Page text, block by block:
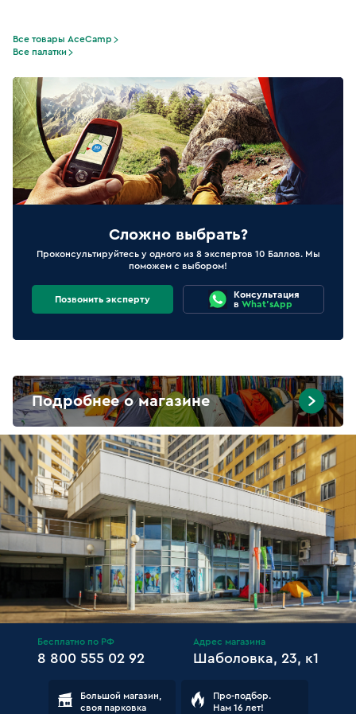
Все товары AceCamp
Все палатки
Сложно выбрать?
Проконсультируйтесь у одного из 8 экспертов 10 Баллов. Мы
поможем с выбором!
Позвонить эксперту
Консультация
в What'sApp
Подробнее о магазине
Бесплатно по РФ
8 800 555 02 92
Адрес магазина
Шаболовка, 23, к1
Большой магазин,
своя парковка
Про-подбор.
Нам 16 лет!